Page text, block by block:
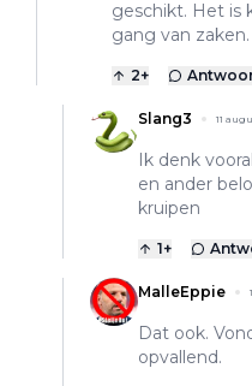
geschikt. Het is
gang van zaken.
2+
Slang3 11
Ik denk
en ander
kruipen
1+
MalleEppie
Dat ook.
opvallend.